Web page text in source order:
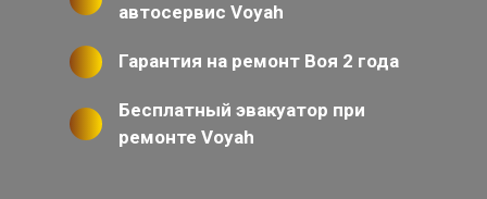
автосервис Voyah
Гарантия на ремонт Воя 2 года
Бесплатный эвакуатор при
ремонте Voyah